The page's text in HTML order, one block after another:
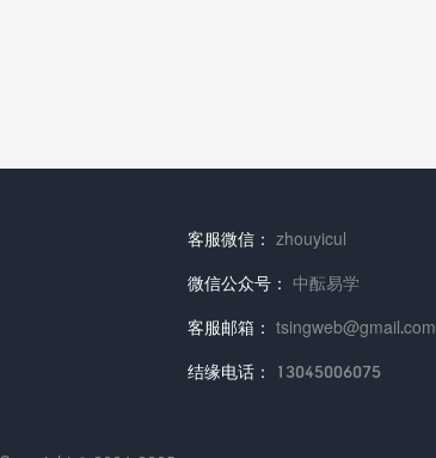
客服微信： zhouyicul
微信公众号： 中酝易学
客服邮箱： tsingweb@gmail.com
结缘电话： 13045006075